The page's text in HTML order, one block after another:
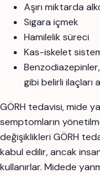
Aşırı miktarda
Sigara içmek
Hamilelik süreci
Kas-iskelet
gibi belirli ilaçları
GÖRH tedavisi, mide
semptomların
değişiklikleri GÖRH
kabul edilir, ancak
kullanırlar. Midede